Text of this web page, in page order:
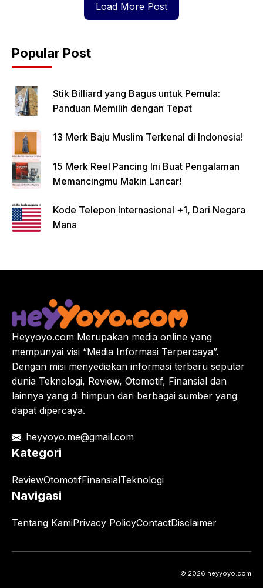
Load More Post
Popular Post
Stik Billiard yang Bagus untuk Pemula:
Panduan Memilih dengan Tepat
13 Merk Baju Muslim Terkenal di Indonesia!
15 Merk Reel Pancing Ini Buat Pengalaman
Memancingmu Makin Lancar!
Kode Telepon Internasional +1, Dari Negara
Mana
Heyyoyo.com Merupakan media online yang
mempunyai visi “Media Informasi Terpercaya”.
Dengan misi menyediakan informasi terbaru seputar
dunia Teknologi, Review, Otomotif, Finansial dan
lainnya yang di himpun dari berbagai sumber yang
dapat dipercaya.
heyyoyo.me@gmail.com
Kategori
ReviewOtomotifFinansialTeknologi
Navigasi
Tentang KamiPrivacy PolicyContactDisclaimer
© 2026 heyyoyo.com